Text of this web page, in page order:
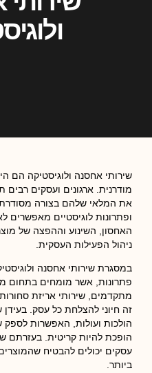
שירותי אחסנה ולוגיסטיקה הם
מודרנית. ארגונים ועסקים רבים
את המלאי שלהם בצורה מסודרת
ופתרונות לוגיסטיים מאפשרים
האחסון, השינוע וההפצה של
ניהול הפעילות העסקית.
במסגרת שירותי אחסנה
פתרונות, אשר מומחים בתחום
מתקדמים, שירותי אריזת
זה חיוני להצלחת כל עסק.
הולכות ועולות, האפשרות לספק
הופכת להיות קריטית. בעזרתם
עסקים יכולים להבטיח
ביותר.